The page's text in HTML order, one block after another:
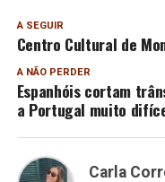
A SEGUIR
Centro Cultural de
A NÃO PERDER
Espanhóis cortam
a Portugal muito
Carla